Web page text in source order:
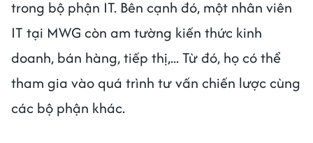
trong bộ phận IT. Bên cạnh đó, một nhân viên
IT tại MWG còn am tường kiến thức kinh
doanh, bán hàng, tiếp thị,... Từ đó, họ có thể
tham gia vào quá trình tư vấn chiến lược cùng
các bộ phận khác.